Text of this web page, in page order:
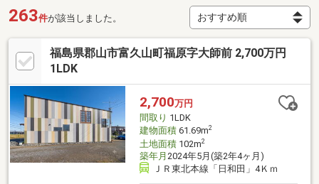
263件が該当しました。
福島県郡山市富久山町福原字大師前 2,700万円
1LDK
2,700万円
間取り 1LDK
建物面積61.69m2
土地面積102m2
築年月 2024年5月(築2年4ヶ月)
ＪＲ東北本線「日和田」4Ｋｍ